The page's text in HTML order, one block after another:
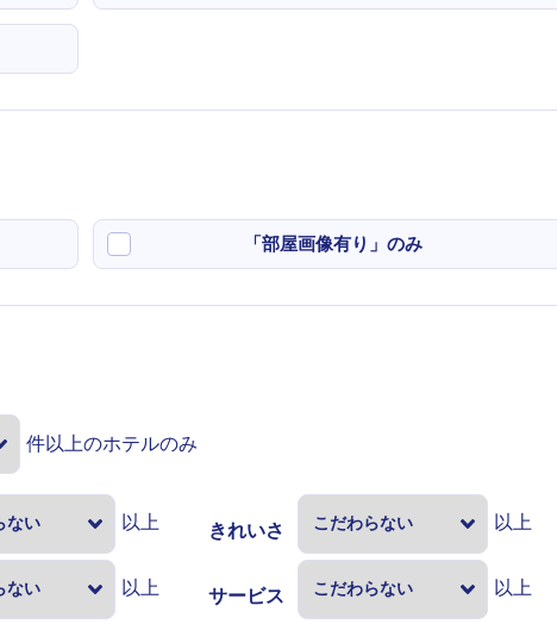
「部屋画像有り」のみ
件以上のホテルのみ
以上 きれいさ 以上
以上 サービス 以上